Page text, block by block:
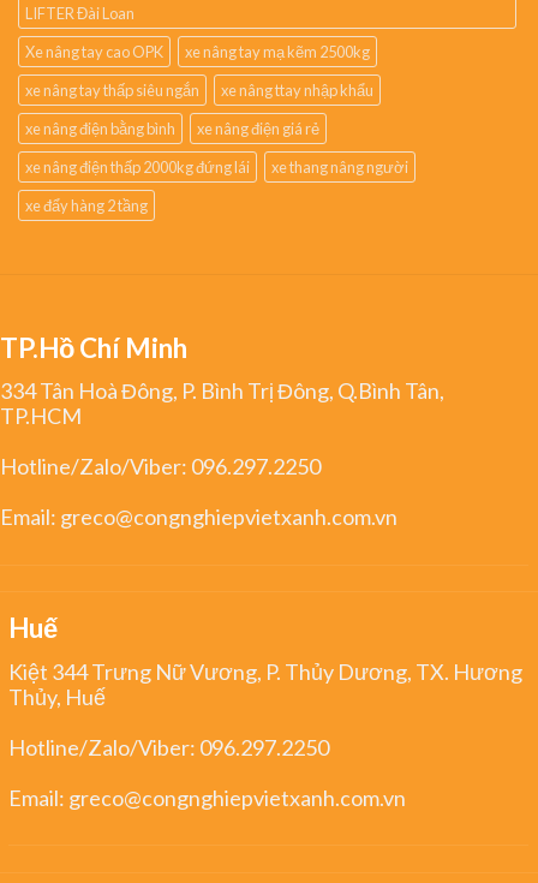
LIFTER Đài Loan
Xe nâng tay cao OPK
xe nâng tay mạ kẽm 2500kg
xe nâng tay thấp siêu ngắn
xe nâng ttay nhập khẩu
xe nâng điện bằng bình
xe nâng điện giá rẻ
xe nâng điện thấp 2000kg đứng lái
xe thang nâng người
xe đẩy hàng 2 tầng
TP.Hồ Chí Minh
334 Tân Hoà Đông, P. Bình Trị Đông, Q.Bình Tân,
TP.HCM
Hotline/Zalo/Viber: 096.297.2250
Email: greco@congnghiepvietxanh.com.vn
Huế
Kiệt 344 Trưng Nữ Vương, P. Thủy Dương, TX. Hương
Thủy, Huế
Hotline/Zalo/Viber: 096.297.2250
Email: greco@congnghiepvietxanh.com.vn